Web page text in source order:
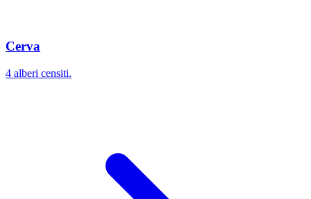
Cerva
4 alberi censiti.